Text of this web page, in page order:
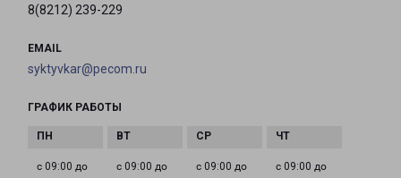
8(8212) 239-229
EMAIL
syktyvkar@pecom.ru
ГРАФИК РАБОТЫ
с 09:00 до
с 09:00 до
с 09:00 до
с 09:00 до